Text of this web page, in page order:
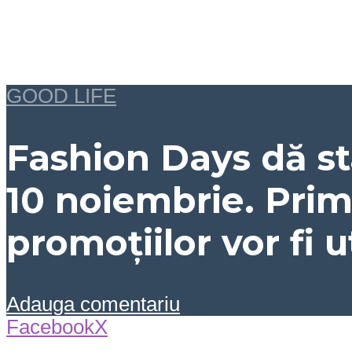
GOOD LIFE
Fashion Days dă
10 noiembrie.
promoțiilor vor fi
Adauga comentariu
FacebookX